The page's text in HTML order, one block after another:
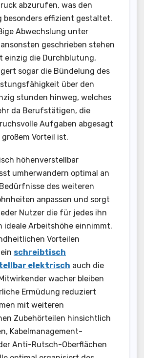
abzurufen, was den
besonders effizient gestaltet.
Abwechslung unter
geschrieben stehen
einzig die Durchblutung,
sogar die Bündelung des
über den
stunden hinweg, welches
da Berufstätigen, die
Aufgaben abgesagt
Vorteil ist.
höhenverstellbar
umherwandern optimal an
des weiteren
anpassen und sorgt
Nutzer die für jedes ihn
ideale Arbeitshöhe einnimmt.
Vorteilen
schreibtisch
elektrisch auch die
wacher bleiben
Ermüdung reduziert
mit weiteren
Zubehörteilen hinsichtlich
Kabelmanagement-
Anti-Rutsch-Oberflächen